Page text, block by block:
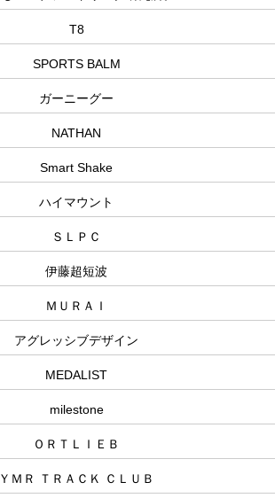
T8
SPORTS BALM
ガーニーグー
NATHAN
Smart Shake
ハイマウント
ＳＬＰＣ
伊藤超短波
ＭＵＲＡＩ
アグレッシブデザイン
MEDALIST
milestone
ＯＲＴＬＩＥＢ
ＹＭＲ ＴＲＡＣＫ ＣＬＵＢ